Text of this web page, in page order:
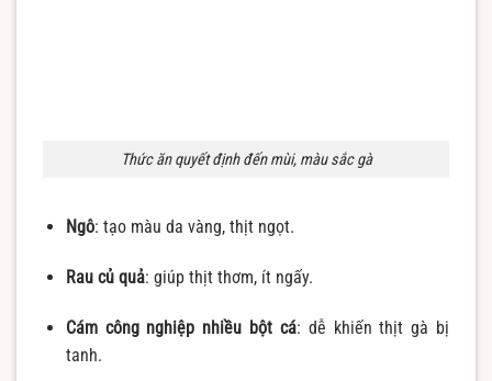
Thức ăn quyết định đến mùi, màu sắc gà
Ngô: tạo màu da vàng, thịt ngọt.
Rau củ quả: giúp thịt thơm, ít ngấy.
Cám công nghiệp nhiều bột cá: dễ khiến thịt gà bị
tanh.